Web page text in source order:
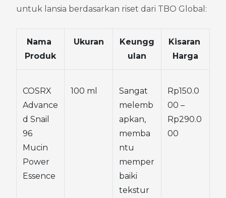
untuk lansia berdasarkan riset dari TBO Global:
Nama
Produk
Ukuran
Keungg
ulan
Kisaran
Harga
COSRX
Advance
d Snail
96
Mucin
Power
Essence
100 ml
Sangat
melemb
apkan,
memba
ntu
memper
baiki
tekstur
Rp150.0
00 –
Rp290.0
00